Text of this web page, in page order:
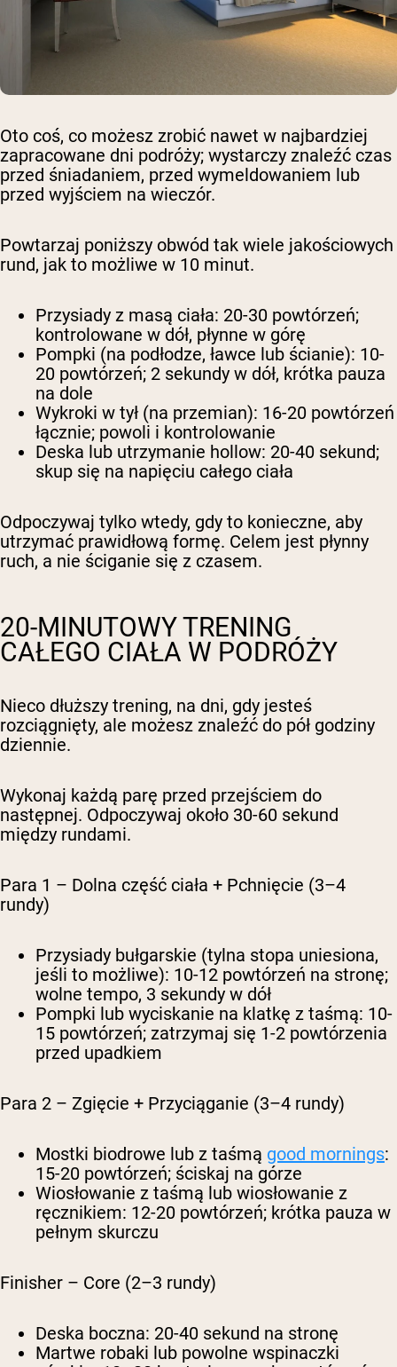
Oto coś, co możesz zrobić nawet w najbardziej
zapracowane dni podróży; wystarczy znaleźć czas
przed śniadaniem, przed wymeldowaniem lub
przed wyjściem na wieczór.
Powtarzaj poniższy obwód tak wiele jakościowych
rund, jak to możliwe w 10 minut.
Przysiady z masą ciała: 20-30 powtórzeń;
kontrolowane w dół, płynne w górę
Pompki (na podłodze, ławce lub ścianie): 10-
20 powtórzeń; 2 sekundy w dół, krótka pauza
na dole
Wykroki w tył (na przemian): 16-20 powtórzeń
łącznie; powoli i kontrolowanie
Deska lub utrzymanie hollow: 20-40 sekund;
skup się na napięciu całego ciała
Odpoczywaj tylko wtedy, gdy to konieczne, aby
utrzymać prawidłową formę. Celem jest płynny
ruch, a nie ściganie się z czasem.
20-MINUTOWY TRENING
CAŁEGO CIAŁA W PODRÓŻY
Nieco dłuższy trening, na dni, gdy jesteś
rozciągnięty, ale możesz znaleźć do pół godziny
dziennie.
Wykonaj każdą parę przed przejściem do
następnej. Odpoczywaj około 30-60 sekund
między rundami.
Para 1 – Dolna część ciała + Pchnięcie (3–4
rundy)
Przysiady bułgarskie (tylna stopa uniesiona,
jeśli to możliwe): 10-12 powtórzeń na stronę;
wolne tempo, 3 sekundy w dół
Pompki lub wyciskanie na klatkę z taśmą: 10-
15 powtórzeń; zatrzymaj się 1-2 powtórzenia
przed upadkiem
Para 2 – Zgięcie + Przyciąganie (3–4 rundy)
Mostki biodrowe lub z taśmą good mornings:
15-20 powtórzeń; ściskaj na górze
Wiosłowanie z taśmą lub wiosłowanie z
ręcznikiem: 12-20 powtórzeń; krótka pauza w
pełnym skurczu
Finisher – Core (2–3 rundy)
Deska boczna: 20-40 sekund na stronę
Martwe robaki lub powolne wspinaczki